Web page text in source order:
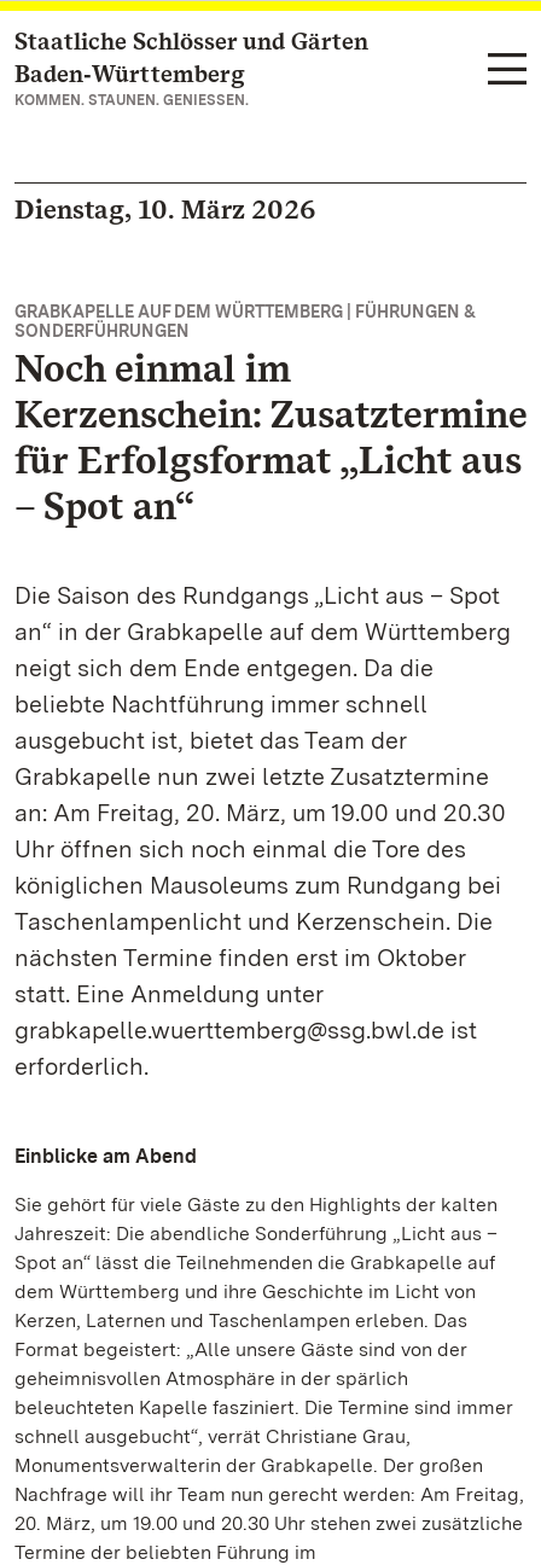
Zum Hauptinhalt springen
Staatliche Schlösser und Gärten
Baden‑Württemberg
KOMMEN. STAUNEN. GENIESSEN.
Dienstag, 10. März 2026
GRABKAPELLE AUF DEM WÜRTTEMBERG | FÜHRUNGEN &
SONDERFÜHRUNGEN
Noch einmal im
Kerzenschein: Zusatztermine
für Erfolgsformat „Licht aus
– Spot an“
Die Saison des Rundgangs „Licht aus – Spot
an“ in der Grabkapelle auf dem Württemberg
neigt sich dem Ende entgegen. Da die
beliebte Nachtführung immer schnell
ausgebucht ist, bietet das Team der
Grabkapelle nun zwei letzte Zusatztermine
an: Am Freitag, 20. März, um 19.00 und 20.30
Uhr öffnen sich noch einmal die Tore des
königlichen Mausoleums zum Rundgang bei
Taschenlampenlicht und Kerzenschein. Die
nächsten Termine finden erst im Oktober
statt. Eine Anmeldung unter
grabkapelle.wuerttemberg@ssg.bwl.de ist
erforderlich.
Einblicke am Abend
Sie gehört für viele Gäste zu den Highlights der kalten
Jahreszeit: Die abendliche Sonderführung „Licht aus –
Spot an“ lässt die Teilnehmenden die Grabkapelle auf
dem Württemberg und ihre Geschichte im Licht von
Kerzen, Laternen und Taschenlampen erleben. Das
Format begeistert: „Alle unsere Gäste sind von der
geheimnisvollen Atmosphäre in der spärlich
beleuchteten Kapelle fasziniert. Die Termine sind immer
schnell ausgebucht“, verrät Christiane Grau,
Monumentsverwalterin der Grabkapelle. Der großen
Nachfrage will ihr Team nun gerecht werden: Am Freitag,
20. März, um 19.00 und 20.30 Uhr stehen zwei zusätzliche
Termine der beliebten Führung im